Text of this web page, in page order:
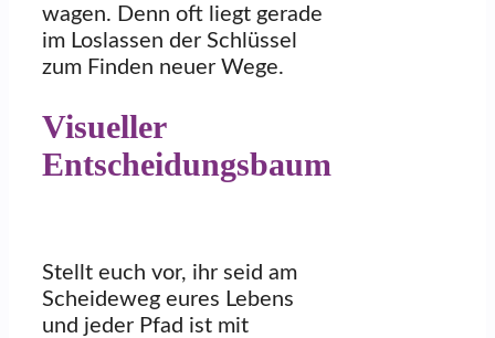
wagen. Denn oft liegt gerade
im Loslassen der Schlüssel
zum Finden neuer Wege.
Visueller
Entscheidungsbaum
Stellt euch vor, ihr seid am
Scheideweg eures Lebens
und jeder Pfad ist mit